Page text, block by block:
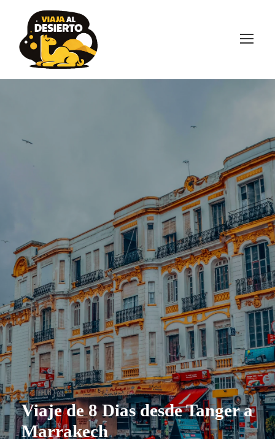
Viaje de 8 Dias desde Tanger a
Marrakech